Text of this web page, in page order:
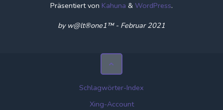
Präsentiert von Kahuna & WordPress.
by w@lt®one1™ - Februar 2021
Schlagwörter-Index
Xing-Account